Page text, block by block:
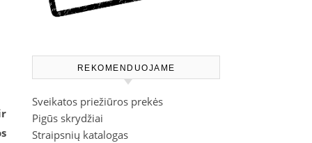
REKOMENDUOJAME
Sveikatos priežiūros prekės
Pigūs skrydžiai
Straipsnių katalogas